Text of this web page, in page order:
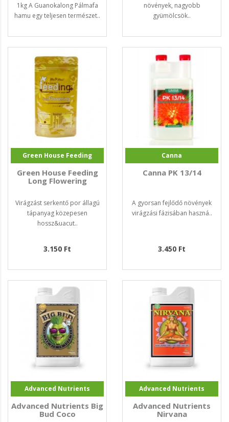
1kg A Guanokalong Pálmafa
hamu egy teljesen természet..
növények, nagyobb
gyümölcsök..
Green House Feeding
Green House Feeding
Long Flowering
Virágzást serkentő por állagú
tápanyag közepesen
hossz&uacut..
3.150 Ft
Canna
Canna PK 13/14
A gyorsan fejlődő növények
virágzási fázisában haszná..
3.450 Ft
Advanced Nutrients
Advanced Nutrients Big
Bud Coco
Advanced Nutrients
Advanced Nutrients
Nirvana